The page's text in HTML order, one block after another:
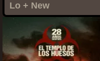
Lo + New